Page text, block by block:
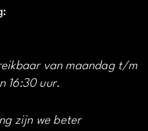
van maandag t/m
16:30 uur.
zijn we beter